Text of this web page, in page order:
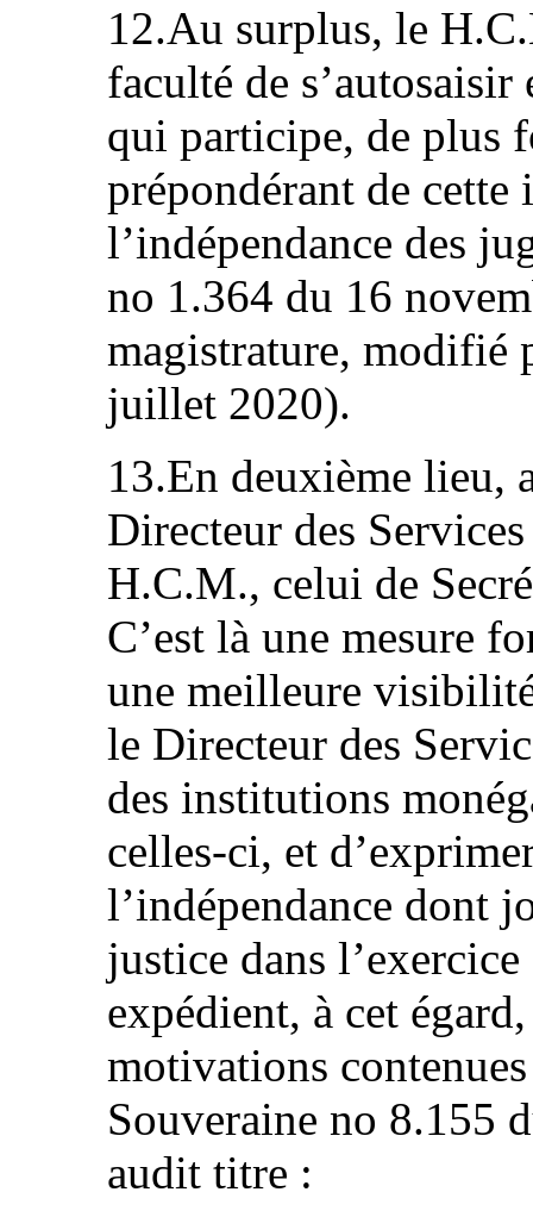
12.Au surplus, le
faculté de
qui participe, de plus
prépondérant de
l’indépendance des
no 1.364 du 16
magistrature, modifié
juillet 2020).
13.En deuxième lieu,
Directeur des
H.C.M., celui de
C’est là une mesure
une meilleure
le Directeur des
des institutions
celles-ci, et
l’indépendance dont
justice dans
expédient, à cet
motivations
Souveraine no 8.155
audit titre :